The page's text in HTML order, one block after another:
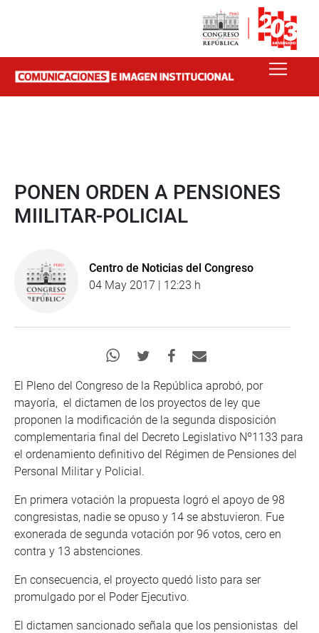
PONEN ORDEN A PENSIONES
MIILITAR-POLICIAL
Centro de Noticias del Congreso
04 May 2017 | 12:23 h
El Pleno del Congreso de la República aprobó, por
mayoría, el dictamen de los proyectos de ley que
proponen la modificación de la segunda disposición
complementaria final del Decreto Legislativo Nº1133 para
el ordenamiento definitivo del Régimen de Pensiones del
Personal Militar y Policial.
En primera votación la propuesta logró el apoyo de 98
congresistas, nadie se opuso y 14 se abstuvieron. Fue
exonerada de segunda votación por 96 votos, cero en
contra y 13 abstenciones.
En consecuencia, el proyecto quedó listo para ser
promulgado por el Poder Ejecutivo.
El dictamen sancionado señala que los pensionistas del